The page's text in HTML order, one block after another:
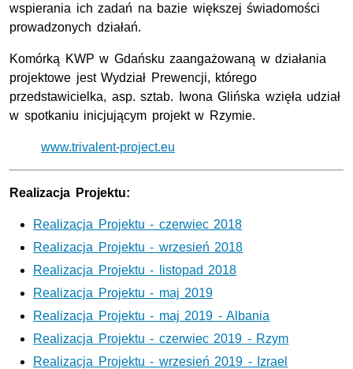
wspierania ich zadań na bazie większej świadomości
prowadzonych działań.
Komórką KWP w Gdańsku zaangażowaną w działania
projektowe jest Wydział Prewencji, którego
przedstawicielka, asp. sztab. Iwona Glińska wzięła udział
w spotkaniu inicjującym projekt w Rzymie.
www.trivalent-project.eu
Realizacja Projektu:
Realizacja Projektu - czerwiec 2018
Realizacja Projektu - wrzesień 2018
Realizacja Projektu - listopad 2018
Realizacja Projektu - maj 2019
Realizacja Projektu - maj 2019 - Albania
Realizacja Projektu - czerwiec 2019 - Rzym
Realizacja Projektu - wrzesień 2019 - Izrael